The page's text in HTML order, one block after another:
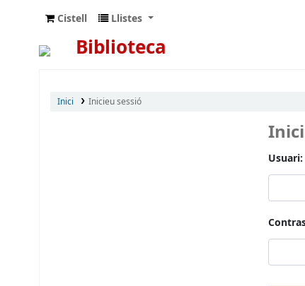
Cistell Llistes
Biblioteca
Inici Inicieu sessió
Usuari: